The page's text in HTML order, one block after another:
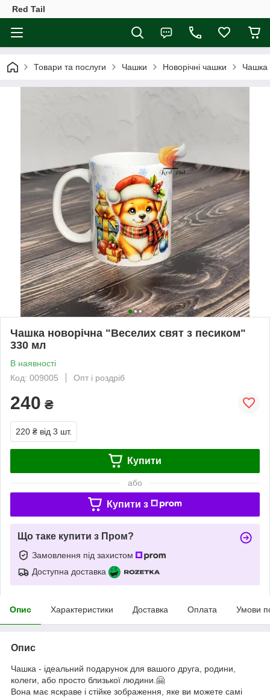
Red Tail
Товари та послуги Чашки Новорічні чашки Чашка
Чашка новорічна "Веселих свят з песиком"
330 мл
В наявності
Код: 009005
Опт і роздріб
240 ₴
220 ₴ від 3 шт.
Купити
або
Купити з
Що таке купити з Пром?
Замовлення під захистом
Доступна доставка
Опис Характеристики Доставка Оплата Умови
Опис
Чашка - ідеальний подарунок для вашого друга, родини,
колеги, або просто близької людини.🤗
Вона має яскраве і стійке зображення, яке ви можете самі